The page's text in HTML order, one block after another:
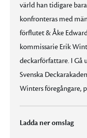
värld han tidigare
konfronteras med
förflutet & Åke
kommissarie Erik
deckarförfattare. I Gå
Svenska
Winters föregångare,
Ladda ner omslag